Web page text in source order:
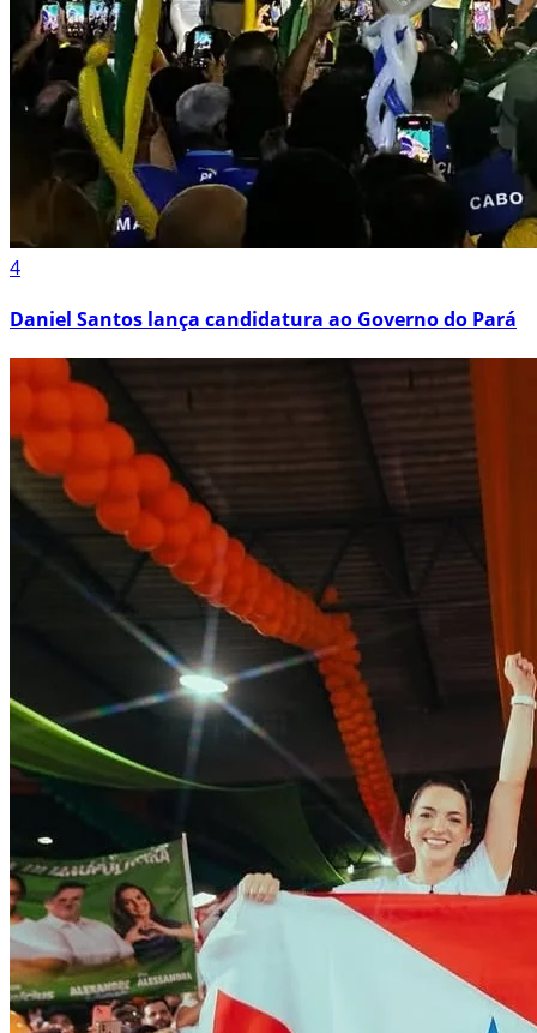
4
Daniel Santos lança candidatura ao Governo do Pará